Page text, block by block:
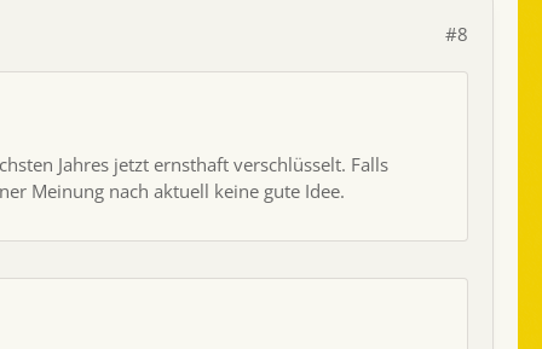
#8
Jahres jetzt ernsthaft verschlüsselt. Falls
Meinung nach aktuell keine gute Idee.